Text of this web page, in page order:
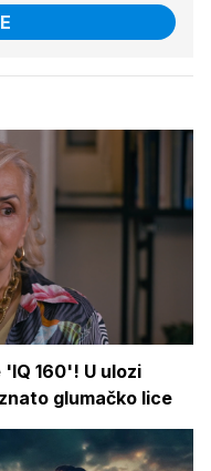
160'! U ulozi
glumačko lice